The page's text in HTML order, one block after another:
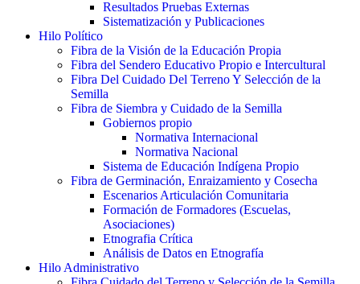
Resultados Pruebas Externas
Sistematización y Publicaciones
Hilo Político
Fibra de la Visión de la Educación Propia
Fibra del Sendero Educativo Propio e Intercultural
Fibra Del Cuidado Del Terreno Y Selección de la
Semilla
Fibra de Siembra y Cuidado de la Semilla
Gobiernos propio
Normativa Internacional
Normativa Nacional
Sistema de Educación Indígena Propio
Fibra de Germinación, Enraizamiento y Cosecha
Escenarios Articulación Comunitaria
Formación de Formadores (Escuelas,
Asociaciones)
Etnografia Crítica
Análisis de Datos en Etnografía
Hilo Administrativo